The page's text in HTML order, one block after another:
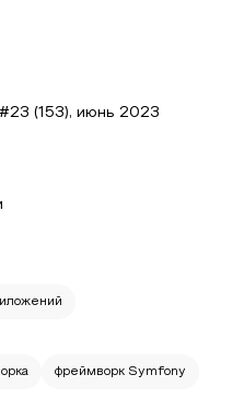
(153), июнь 2023
фреймворк Symfony